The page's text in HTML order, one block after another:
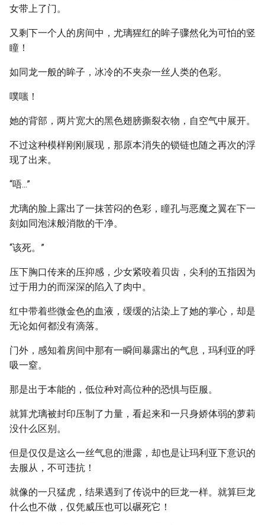
女带上了门。
又剩下一个人的房间中，尤璃猩红的眸子骤然化为可怕的竖
瞳！
如同龙一般的眸子，冰冷的不夹杂一丝人类的色彩。
噗嗤！
她的背部，两片宽大的黑色翅膀撕裂衣物，自空气中展开。
不过这种模样刚刚展现，那原本消失的锁链也随之再次的浮
现了出来。
“唔...”
尤璃的脸上露出了一抹苦闷的色彩，瞳孔与恶魔之翼在下一
刻如同泡沫般消散的干净。
“该死。”
压下胸口传来的压抑感，少女紧咬着贝齿，尖利的五指因为
过于用力的而深深的陷入了肉中。
红中带着些微金色的血液，缓缓的沾染上了她的掌心，却是
无论如何都没有滴落。
门外，感知着房间中那有一瞬间暴露出的气息，玛利亚的呼
吸一窒。
那是出于本能的，低位种对高位种的恐惧与臣服。
就算尤璃被封印压制了力量，看起来和一只身娇体弱的萝莉
没什么区别。
但是仅仅是这么一丝气息的泄露，却也是让玛利亚下意识的
去服从，不可违抗！
就像的一只猛虎，结果遇到了传说中的巨龙一样。就算巨龙
什么也不做，仅凭威压也可以碾死它！